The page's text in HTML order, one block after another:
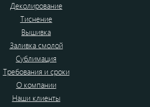
Деколирование
Тиснение
Вышивка
Заливка смолой
Сублимация
Требования и сроки
О компании
Наши клиенты